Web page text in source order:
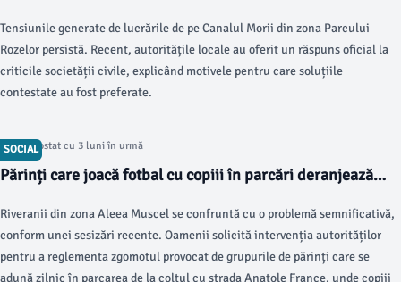
Tensiunile generate de lucrările de pe Canalul Morii din zona Parcului
Rozelor persistă. Recent, autoritățile locale au oferit un răspuns oficial la
criticile societății civile, explicând motivele pentru care soluțiile
contestate au fost preferate.
SOCIAL
Articol postat cu 3 luni în urmă
Părinți care joacă fotbal cu copiii în parcări deranjează
Riveranii din zona Aleea Muscel se confruntă cu o problemă semnificativă,
conform unei sesizări recente. Oamenii solicită intervenția autorităților
pentru a reglementa zgomotul provocat de grupurile de părinți care se
adună zilnic în parcarea de la colțul cu strada Anatole France, unde copiii